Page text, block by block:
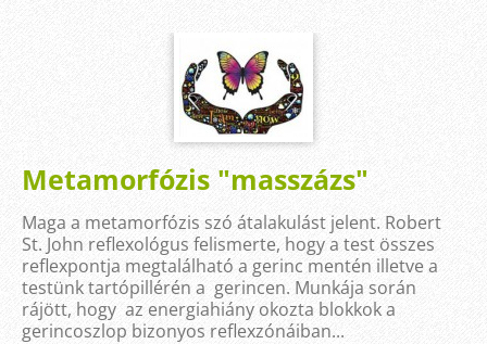
Metamorfózis "masszázs"
Maga a metamorfózis szó átalakulást jelent. Robert
St. John reflexológus felismerte, hogy a test összes
reflexpontja megtalálható a gerinc mentén illetve a
testünk tartópillérén a gerincen. Munkája során
rájött, hogy az energiahiány okozta blokkok a
gerincoszlop bizonyos reflexzónáiban...